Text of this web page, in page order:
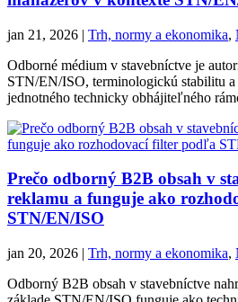
jan 21, 2026 | Trh, normy a ekonomika,
Odborné médium v stavebníctve je
STN/EN/ISO, terminologickú stabilitu
jednotného technicky obhájiteľného
Prečo odborný B2B obsah v
reklamu a funguje ako
STN/EN/ISO
jan 20, 2026 | Trh, normy a ekonomika,
Odborný B2B obsah v stavebníctve